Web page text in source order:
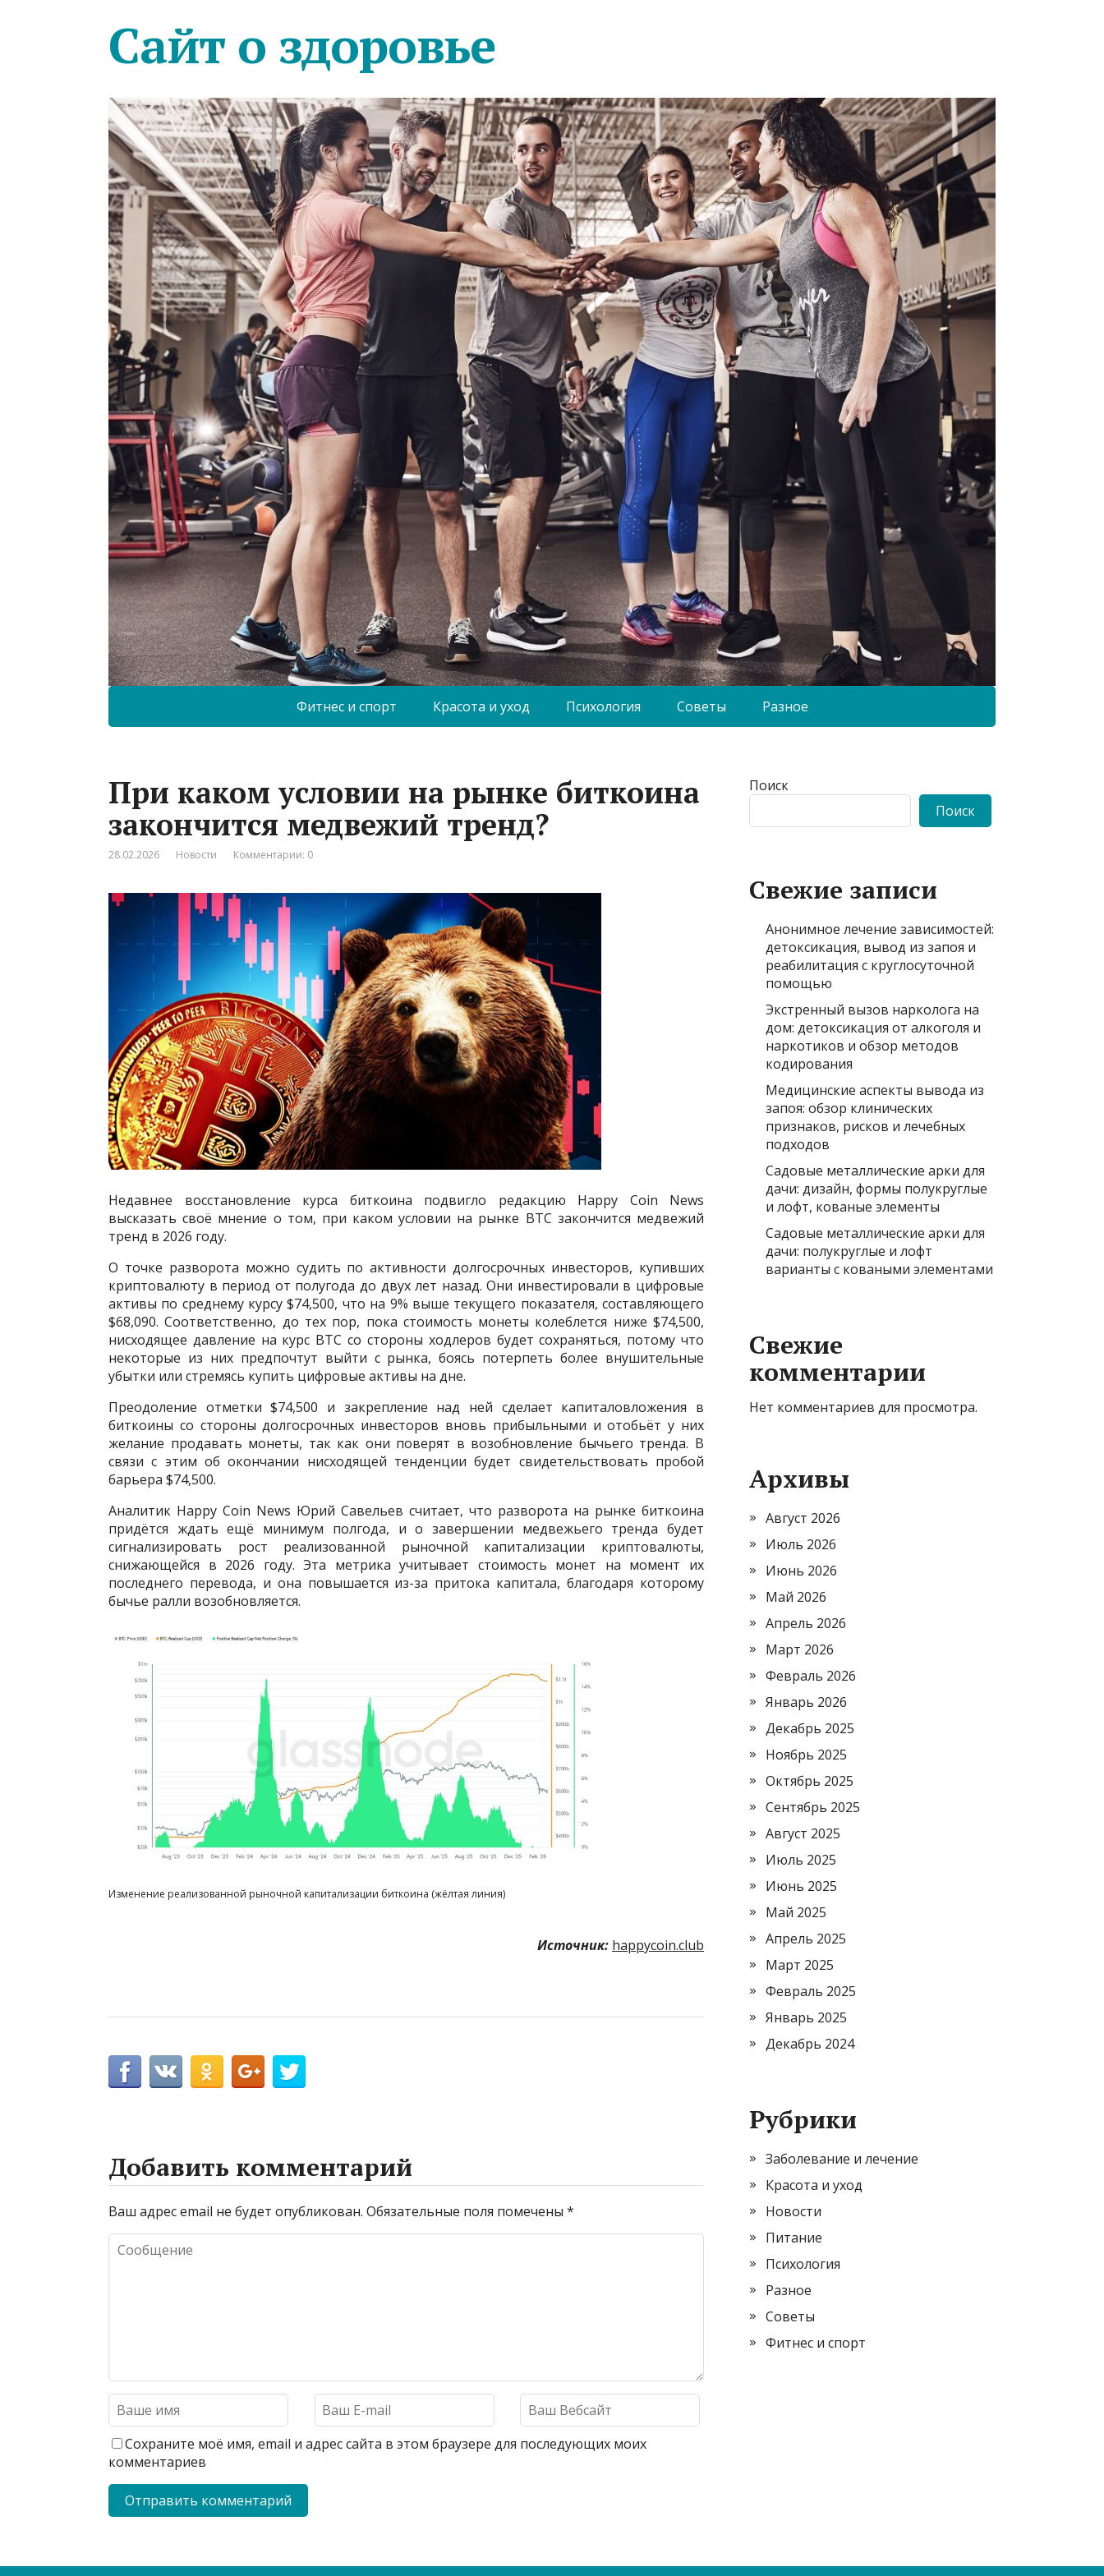
Сайт о здоровье
Фитнес и спорт Красота и уход Психология Советы Разное
При каком условии на рынке биткоина
закончится медвежий тренд?
28.02.2026 Новости Комментарии: 0
Недавнее восстановление курса биткоина подвигло редакцию Happy Coin News
высказать своё мнение о том, при каком условии на рынке BTC закончится медвежий
тренд в 2026 году.
О точке разворота можно судить по активности долгосрочных инвесторов, купивших
криптовалюту в период от полугода до двух лет назад. Они инвестировали в цифровые
активы по среднему курсу $74,500, что на 9% выше текущего показателя, составляющего
$68,090. Соответственно, до тех пор, пока стоимость монеты колеблется ниже $74,500,
нисходящее давление на курс BTC со стороны ходлеров будет сохраняться, потому что
некоторые из них предпочтут выйти с рынка, боясь потерпеть более внушительные
убытки или стремясь купить цифровые активы на дне.
Преодоление отметки $74,500 и закрепление над ней сделает капиталовложения в
биткоины со стороны долгосрочных инвесторов вновь прибыльными и отобьёт у них
желание продавать монеты, так как они поверят в возобновление бычьего тренда. В
связи с этим об окончании нисходящей тенденции будет свидетельствовать пробой
барьера $74,500.
Аналитик Happy Coin News Юрий Савельев считает, что разворота на рынке биткоина
придётся ждать ещё минимум полгода, и о завершении медвежьего тренда будет
сигнализировать рост реализованной рыночной капитализации криптовалюты,
снижающейся в 2026 году. Эта метрика учитывает стоимость монет на момент их
последнего перевода, и она повышается из-за притока капитала, благодаря которому
бычье ралли возобновляется.
Изменение реализованной рыночной капитализации биткоина (жёлтая линия)
Источник: happycoin.club
Добавить комментарий
Ваш адрес email не будет опубликован. Обязательные поля помечены *
Сохраните моё имя, email и адрес сайта в этом браузере для последующих моих
комментариев
Поиск
Поиск
Свежие записи
Анонимное лечение зависимостей:
детоксикация, вывод из запоя и
реабилитация с круглосуточной
помощью
Экстренный вызов нарколога на
дом: детоксикация от алкоголя и
наркотиков и обзор методов
кодирования
Медицинские аспекты вывода из
запоя: обзор клинических
признаков, рисков и лечебных
подходов
Садовые металлические арки для
дачи: дизайн, формы полукруглые
и лофт, кованые элементы
Садовые металлические арки для
дачи: полукруглые и лофт
варианты с коваными элементами
Свежие
комментарии
Нет комментариев для просмотра.
Архивы
Август 2026
Июль 2026
Июнь 2026
Май 2026
Апрель 2026
Март 2026
Февраль 2026
Январь 2026
Декабрь 2025
Ноябрь 2025
Октябрь 2025
Сентябрь 2025
Август 2025
Июль 2025
Июнь 2025
Май 2025
Апрель 2025
Март 2025
Февраль 2025
Январь 2025
Декабрь 2024
Рубрики
Заболевание и лечение
Красота и уход
Новости
Питание
Психология
Разное
Советы
Фитнес и спорт